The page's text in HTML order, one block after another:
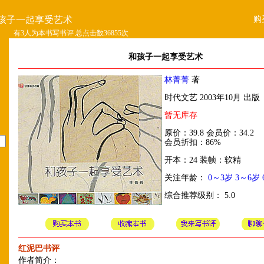
子一起享受艺术
有3人为本书写书评 总点击数36855次
和孩子一起享受艺术
林菁菁 著
时代文艺 2003年10月 出版
暂无库存
原价：39.8 会员价：34.2
会员折扣：86%
开本：24 装帧：软精
关注年龄： 0～3岁 3～6岁
综合推荐级别： 5.0
红泥巴书评
作者简介：